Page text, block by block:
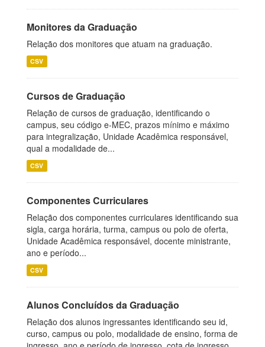
Monitores da Graduação
Relação dos monitores que atuam na graduação.
CSV
Cursos de Graduação
Relação de cursos de graduação, identificando o
campus, seu código e-MEC, prazos mínimo e máximo
para integralização, Unidade Acadêmica responsável,
qual a modalidade de...
CSV
Componentes Curriculares
Relação dos componentes curriculares identificando sua
sigla, carga horária, turma, campus ou polo de oferta,
Unidade Acadêmica responsável, docente ministrante,
ano e período...
CSV
Alunos Concluídos da Graduação
Relação dos alunos ingressantes identificando seu id,
curso, campus ou polo, modalidade de ensino, forma de